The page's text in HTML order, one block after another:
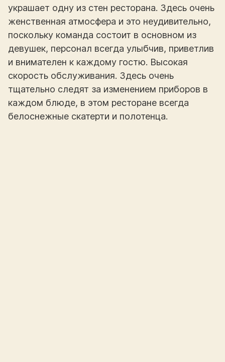
украшает одну из стен ресторана. Здесь очень
женственная атмосфера и это неудивительно,
поскольку команда состоит в основном из
девушек, персонал всегда улыбчив, приветлив
и внимателен к каждому гостю. Высокая
скорость обслуживания. Здесь очень
тщательно следят за изменением приборов в
каждом блюде, в этом ресторане всегда
белоснежные скатерти и полотенца.